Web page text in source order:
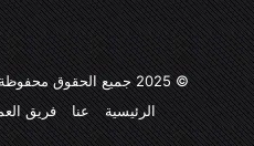
© 2025 جميع الحقوق
الرئيسية
عنا فريق